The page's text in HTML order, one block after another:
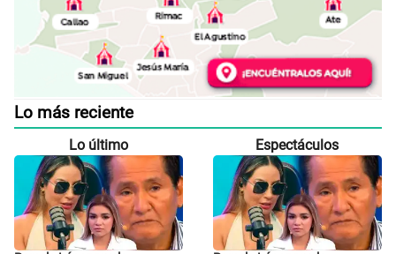
Lo más reciente
Lo último Espectáculos